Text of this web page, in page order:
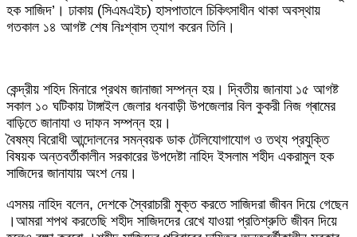
হক সাজিদ’। ঢাকায় (সিএমএইচ) হাসপাতালে চিকিৎসাধীন থাকা অবস্থায়
গতকাল ১৪ আগষ্ট শেষ নিঃশ্বাস ত্যাগ করেন তিনি।
কেন্দ্রীয় শহিদ মিনারে প্রথম জানাজা সম্পন্ন হয়। দ্বিতীয় জানাযা ১৫ আগষ্ট
সকাল ১০ ঘটিকায় টাঙ্গাইল জেলার ধনবাড়ী উপজেলার বিল কুকরী নিজ গ্ৰামের
বাড়িতে জানাযা ও দাফন সম্পন্ন হয়।
বৈষম্য বিরোধী আন্দোলনের সমন্বয়ক ডাক টেলিযোগাযোগ ও তথ্য প্রযুক্তি
বিষয়ক অন্তবর্তীকালীন সরকারের উপদেষ্টা নাহিদ ইসলাম শহীদ একরামুল হক
সাজিদের জানাযায় অংশ নেয়।
এসময় নাহিদ বলেন, দেশকে স্বৈরাচারী মুক্ত করতে সাজিদরা জীবন দিয়ে গেছেন
।আমরা শপথ করতেছি শহীদ সাজিদদের রেখে যাওয়া প্রতিশ্রুতি জীবন দিয়ে